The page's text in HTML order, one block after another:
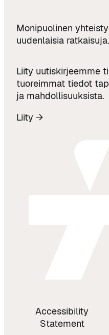
Monipuolinen
uudenlaisia ratkaisuja.
Liity uutiskirjeemme
tuoreimmat tiedot
ja mahdollisuuksista.
Liity →
Accessibility
Statement